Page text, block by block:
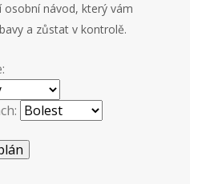
návod, který vám
a zůstat v kontrolě.